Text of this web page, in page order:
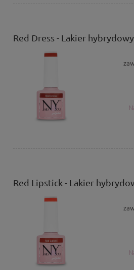
Red Dress - Lakier
Red Lipstick - Lakier